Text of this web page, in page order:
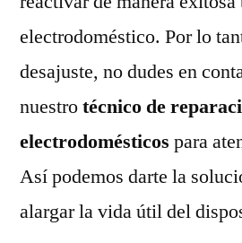
electrodoméstico. Por lo
desajuste, no dudes en
nuestrotécnico de
electrodomésticos para
Así podemos darte la
alargar la vida útil del